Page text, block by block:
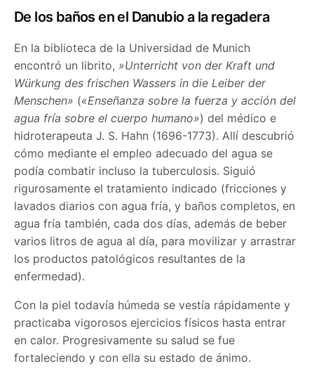
De los baños en el Danubio a la regadera
En la biblioteca de la Universidad de Munich
encontró un librito,»Unterricht von der Kraft und
Würkung des frischen Wassers in die Leiber der
Menschen» («Enseñanza sobre la fuerza y acción del
agua fría sobre el cuerpo humano») del médico e
hidroterapeuta J. S. Hahn (1696-1773). Allí descubrió
cómo mediante el empleo adecuado del agua se
podía combatir incluso la tuberculosis. Siguió
rigurosamente el tratamiento indicado (fricciones y
lavados diarios con agua fría, y baños completos, en
agua fría también, cada dos días, además de beber
varios litros de agua al día, para movilizar y arrastrar
los productos patológicos resultantes de la
enfermedad).
Con la piel todavía húmeda se vestía rápidamente y
practicaba vigorosos ejercicios físicos hasta entrar
en calor. Progresivamente su salud se fue
fortaleciendo y con ella su estado de ánimo.